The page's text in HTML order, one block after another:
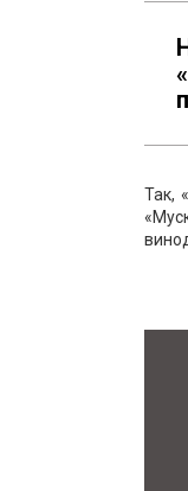
Так,